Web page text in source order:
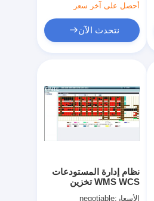
أحصل على آخر سعر
نتحدث الآن
نظام إدارة المستودعات
WMS WCS تخزين
ومراقبة المخزون
الأسعار:negotiable